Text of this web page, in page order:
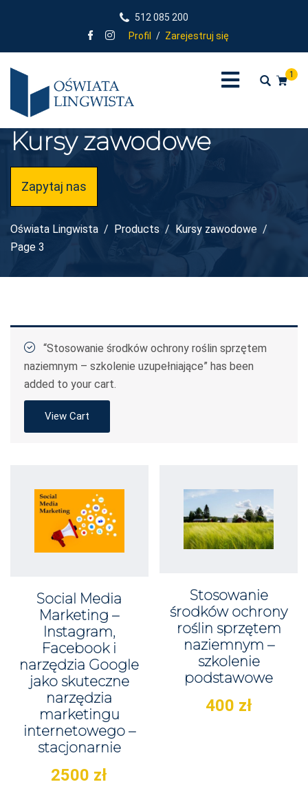
512 085 200
Profil
/ Zarejestruj się
1
Kursy zawodowe
Zapytaj nas
Oświata Lingwista Products
Kursy zawodowe
Page 3
View Cart
“Stosowanie środków ochrony roślin sprzętem
naziemnym – szkolenie uzupełniające” has been
added to your cart.
Social Media
Marketing –
Instagram,
Facebook i
narzędzia Google
jako skuteczne
narzędzia
marketingu
internetowego –
stacjonarnie
2500 zł
Stosowanie
środków ochrony
roślin sprzętem
naziemnym –
szkolenie
podstawowe
400 zł